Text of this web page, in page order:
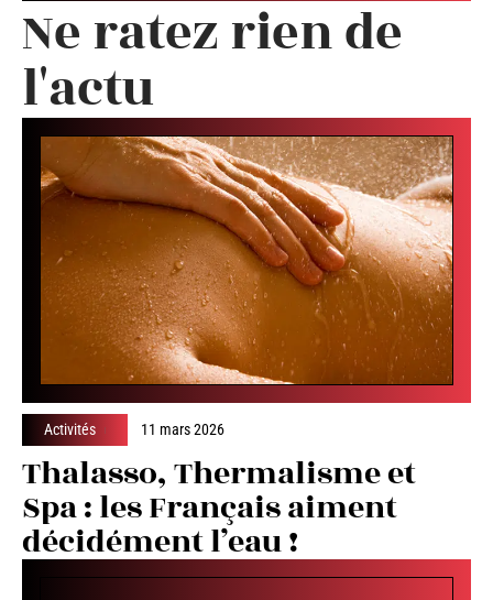
Ne ratez rien de
l'actu
Activités 11 mars 2026
Thalasso, Thermalisme et
Spa : les Français aiment
décidément l’eau !